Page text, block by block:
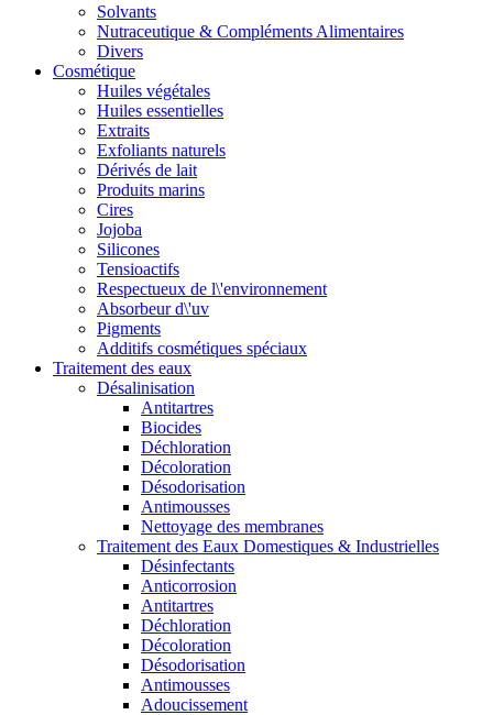
Solvants
Nutraceutique & Compléments Alimentaires
Divers
Cosmétique
Huiles végétales
Huiles essentielles
Extraits
Exfoliants naturels
Dérivés de lait
Produits marins
Cires
Jojoba
Silicones
Tensioactifs
Respectueux de l\'environnement
Absorbeur d\'uv
Pigments
Additifs cosmétiques spéciaux
Traitement des eaux
Désalinisation
Antitartres
Biocides
Déchloration
Décoloration
Désodorisation
Antimousses
Nettoyage des membranes
Traitement des Eaux Domestiques & Industrielles
Désinfectants
Anticorrosion
Antitartres
Déchloration
Décoloration
Désodorisation
Antimousses
Adoucissement